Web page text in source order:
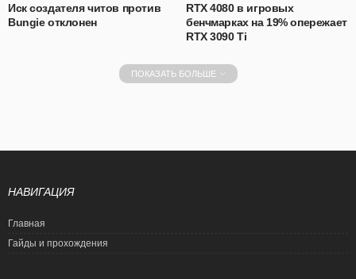
Иск создателя читов против
Bungie отклонен
RTX 4080 в игровых
бенчмарках на 19% опережает
RTX 3090 Ti
ПОКАЗАТЬ БОЛЬШЕ
НАВИГАЦИЯ
Главная
Гайды и прохождения